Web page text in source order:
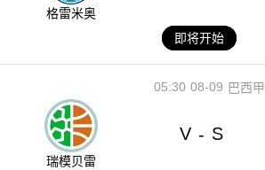
格雷米奥
即将开始
08-09
05:30 巴西甲
瑞模贝雷
V - S